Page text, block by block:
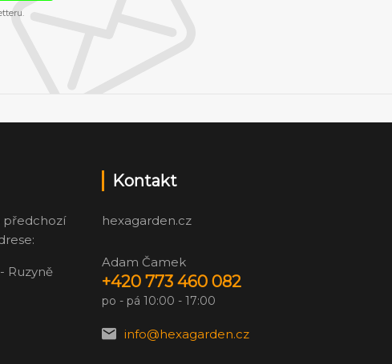
předchozí
Ruzyně
Kontakt
hexagarden.cz
Adam Čamek
+420 773 460 082
po - pá 10:00 - 17:00
info@hexagarden.cz